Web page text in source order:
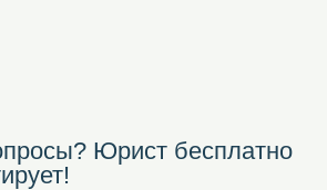
Юрист бесплатно